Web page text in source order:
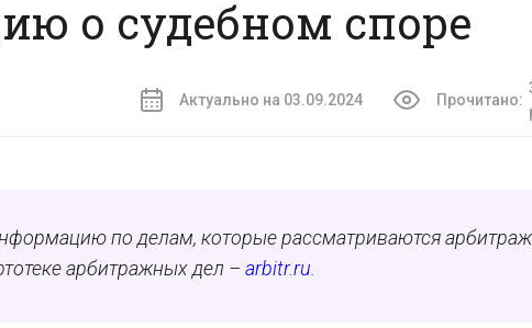
о судебном споре
Актуально на 03.09.2024 Прочитано:
по делам, которые рассматриваются
арбитражных дел –arbitr.ru